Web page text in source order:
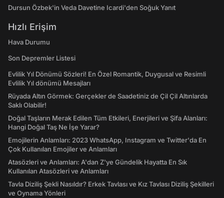
Dursun Özbek'in Veda Davetine Icardi'den Soğuk Yanıt
Hızlı Erişim
Hava Durumu
Son Depremler Listesi
Evlilik Yıl Dönümü Sözleri! En Özel Romantik, Duygusal ve Resimli
Evlilik Yıl dönümü Mesajları
Rüyada Altın Görmek: Gerçekler de Saadetiniz de Çil Çil Altınlarda
Saklı Olabilir!
Doğal Taşların Merak Edilen Tüm Etkileri, Enerjileri ve Şifa Alanları:
Hangi Doğal Taş Ne İşe Yarar?
Emojilerin Anlamları: 2023 WhatsApp, Instagram ve Twitter'da En
Çok Kullanılan Emojiler ve Anlamları
Atasözleri ve Anlamları: A'dan Z'ye Gündelik Hayatta En Sık
Kullanılan Atasözleri ve Anlamları
Tavla Diziliş Şekli Nasıldır? Erkek Tavlası ve Kız Tavlası Diziliş Şekilleri
ve Oynama Yönleri